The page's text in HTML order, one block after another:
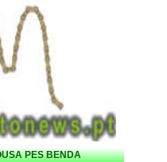
PES BENDA